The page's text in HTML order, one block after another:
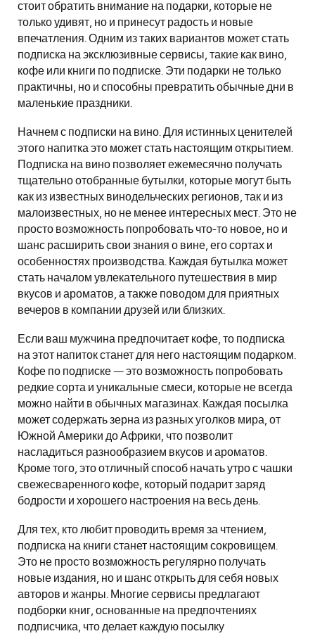
стоит обратить внимание на подарки, которые не
только удивят, но и принесут радость и новые
впечатления. Одним из таких вариантов может стать
подписка на эксклюзивные сервисы, такие как вино,
кофе или книги по подписке. Эти подарки не только
практичны, но и способны превратить обычные дни в
маленькие праздники.
Начнем с подписки на вино. Для истинных ценителей
этого напитка это может стать настоящим открытием.
Подписка на вино позволяет ежемесячно получать
тщательно отобранные бутылки, которые могут быть
как из известных винодельческих регионов, так и из
малоизвестных, но не менее интересных мест. Это не
просто возможность попробовать что-то новое, но и
шанс расширить свои знания о вине, его сортах и
особенностях производства. Каждая бутылка может
стать началом увлекательного путешествия в мир
вкусов и ароматов, а также поводом для приятных
вечеров в компании друзей или близких.
Если ваш мужчина предпочитает кофе, то подписка
на этот напиток станет для него настоящим подарком.
Кофе по подписке — это возможность попробовать
редкие сорта и уникальные смеси, которые не всегда
можно найти в обычных магазинах. Каждая посылка
может содержать зерна из разных уголков мира, от
Южной Америки до Африки, что позволит
насладиться разнообразием вкусов и ароматов.
Кроме того, это отличный способ начать утро с чашки
свежесваренного кофе, который подарит заряд
бодрости и хорошего настроения на весь день.
Для тех, кто любит проводить время за чтением,
подписка на книги станет настоящим сокровищем.
Это не просто возможность регулярно получать
новые издания, но и шанс открыть для себя новых
авторов и жанры. Многие сервисы предлагают
подборки книг, основанные на предпочтениях
подписчика, что делает каждую посылку